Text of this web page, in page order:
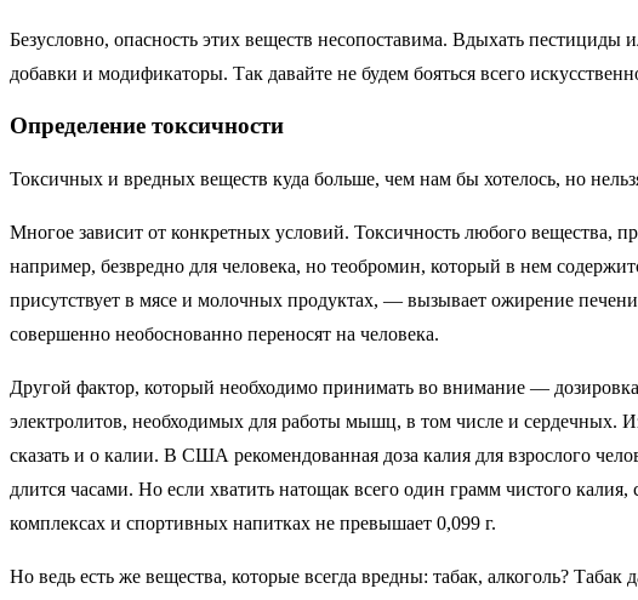
Безусловно, опасность этих веществ несопоставима. Вдыхать
добавки и модификаторы. Так давайте не будем бояться всего
Определение токсичности
Токсичных и вредных веществ куда больше, чем нам бы хотелось, но
Многое зависит от конкретных условий. Токсичность любого вещества,
например, безвредно для человека, но теобромин, который в нем
присутствует в мясе и молочных продуктах, — вызывает ожирение
совершенно необоснованно переносят на человека.
Другой фактор, который необходимо принимать во внимание —
электролитов, необходимых для работы мышц, в том числе и
сказать и о калии. В США рекомендованная доза калия для взрослого
длится часами. Но если хватить натощак всего один грамм чистого
комплексах и спортивных напитках не превышает 0,099 г.
Но ведь есть же вещества, которые всегда вредны: табак, алкоголь?